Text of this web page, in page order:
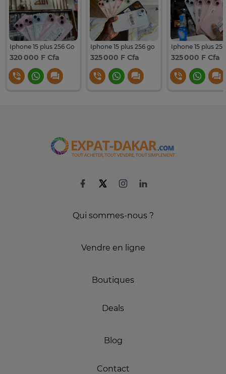
Iphone 15 plus 256 Go
320 000 F Cfa
Iphone 15 plus 256 go
325 000 F Cfa
Iphone 15 plus
325 000 F Cfa
Qui sommes-nous ?
Vendre en ligne
Boutiques
Deals
Blog
Contact